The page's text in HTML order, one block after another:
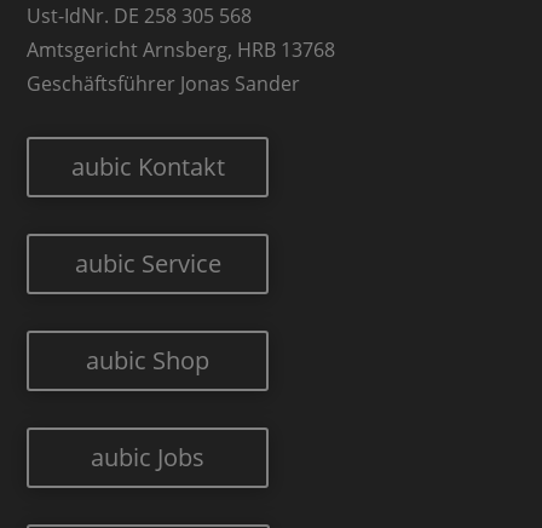
Ust-IdNr. DE 258 305 568
Amtsgericht Arnsberg, HRB 13768
Geschäftsführer Jonas Sander
aubic Kontakt
aubic Service
aubic Shop
aubic Jobs